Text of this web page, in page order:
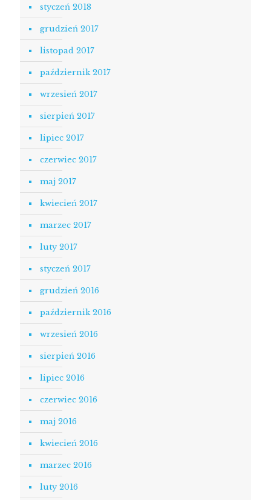
styczeń 2018
grudzień 2017
listopad 2017
październik 2017
wrzesień 2017
sierpień 2017
lipiec 2017
czerwiec 2017
maj 2017
kwiecień 2017
marzec 2017
luty 2017
styczeń 2017
grudzień 2016
październik 2016
wrzesień 2016
sierpień 2016
lipiec 2016
czerwiec 2016
maj 2016
kwiecień 2016
marzec 2016
luty 2016